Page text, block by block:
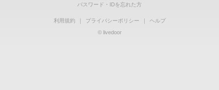
パスワード・IDを忘れた方
利用規約 ｜ プライバシーポリシー ｜
ヘルプ
© livedoor